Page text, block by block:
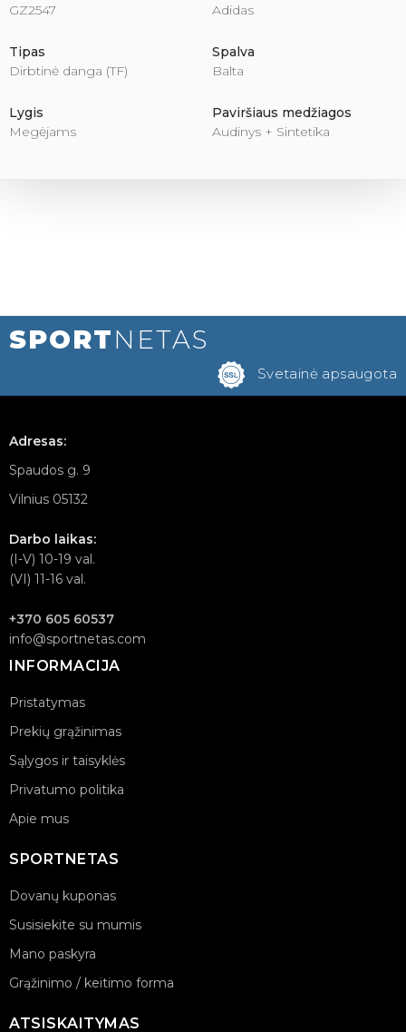
GZ2547
Adidas
Tipas
Dirbtinė danga (TF)
Spalva
Balta
Lygis
Megėjams
Paviršiaus medžiagos
Audinys + Sintetika
SPORTNETAS
Svetainė apsaugota
Adresas:
Spaudos g. 9
Vilnius 05132
Darbo laikas:
(I-V) 10-19 val.
(VI) 11-16 val.
+370 605 60537
info@sportnetas.com
INFORMACIJA
Pristatymas
Prekių grąžinimas
Sąlygos ir taisyklės
Privatumo politika
Apie mus
SPORTNETAS
Dovanų kuponas
Susisiekite su mumis
Mano paskyra
Grąžinimo / keitimo forma
ATSISKAITYMAS